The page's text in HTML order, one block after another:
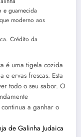
Crédito da
é uma tigela cozida
e ervas frescas. Esta
todo o seu sabor. O
a ganhar o
de Galinha Judaica